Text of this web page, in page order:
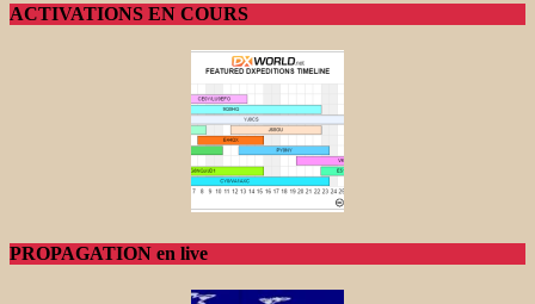
ACTIVATIONS EN COURS
PROPAGATION en live